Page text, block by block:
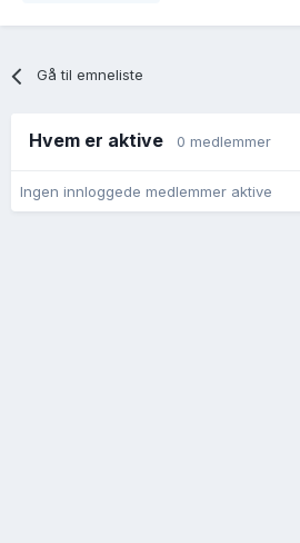
Gå til emneliste
Hvem er aktive 0 medlemmer
Ingen innloggede medlemmer aktive